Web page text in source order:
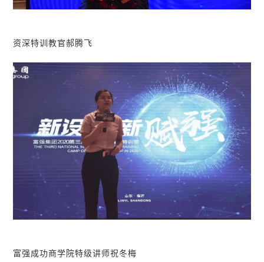
资深特训教官郝腾飞
富强成功商学院特级讲师祝冬梅